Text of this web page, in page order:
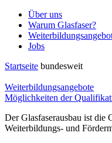
Über uns
Warum Glasfaser?
Jobs
Startseite bundesweit
Weiterbildungsangebote
Möglichkeiten der
Der Glasfaserausbau ist
Weiterbildungs- und